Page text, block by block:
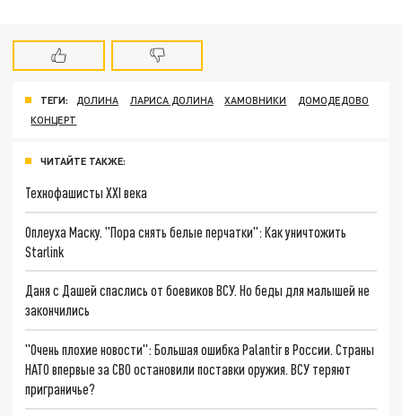
ТЕГИ: ДОЛИНА ЛАРИСА ДОЛИНА ХАМОВНИКИ
ДОМОДЕДОВО
КОНЦЕРТ
ЧИТАЙТЕ ТАКЖЕ:
Технофашисты XXI века
Оплеуха Маску. "Пора снять белые перчатки": Как уничтожить
Starlink
Даня с Дашей спаслись от боевиков ВСУ. Но беды для малышей не
закончились
"Очень плохие новости": Большая ошибка Palantir в России. Страны
НАТО впервые за СВО остановили поставки оружия. ВСУ теряют
приграничье?